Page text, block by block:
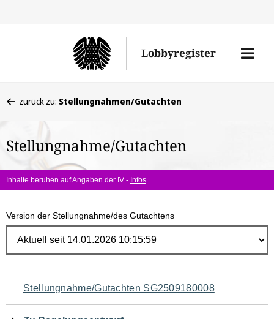
Lobbyregister
Menü
befinden
hier:
zurück zu: Stellungnahmen/Gutachten
Stellungnahme/Gutachten
Inhalte beruhen auf Angaben der IV - Infos
Version der Stellungnahme/des Gutachtens
Navigation
für
Stellungnahme/Gutachten SG2509180008